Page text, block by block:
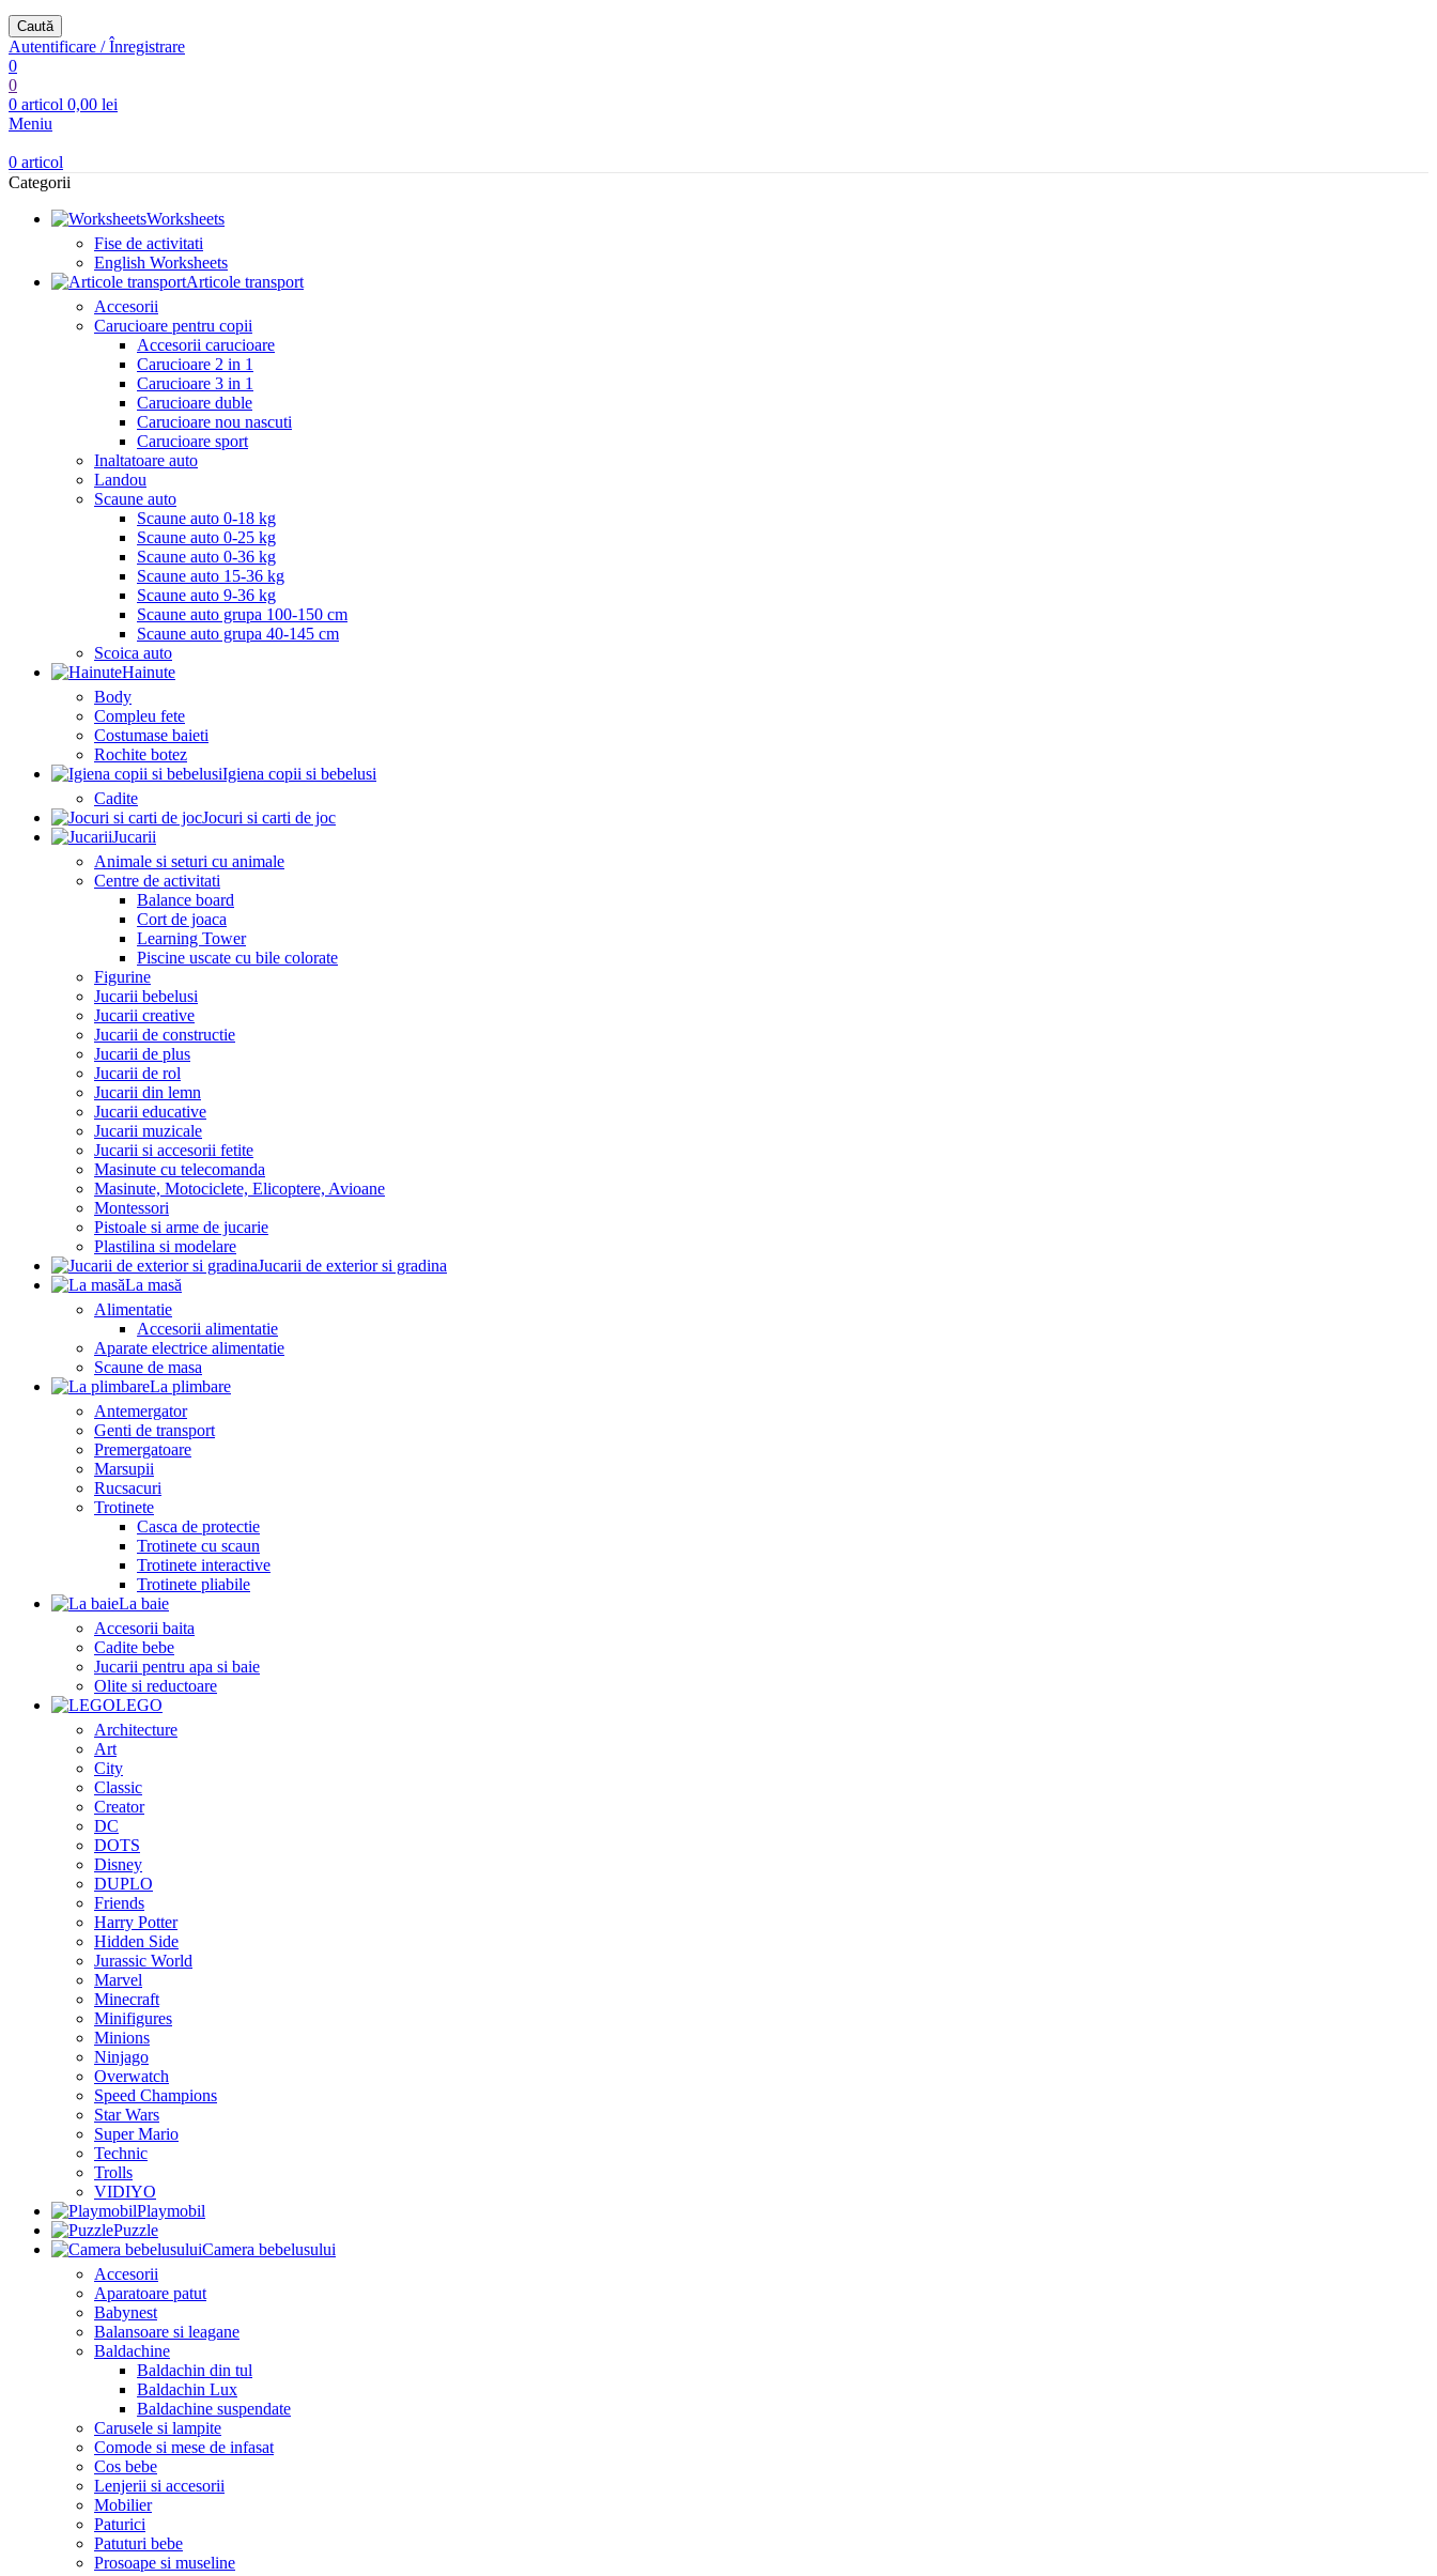
Caută
Autentificare / Înregistrare
0
0
0 articol 0,00 lei
Meniu
0 articol
Categorii
Worksheets
Fise de activitati
English Worksheets
Articole transport
Accesorii
Carucioare pentru copii
Accesorii carucioare
Carucioare 2 in 1
Carucioare 3 in 1
Carucioare duble
Carucioare nou nascuti
Carucioare sport
Inaltatoare auto
Landou
Scaune auto
Scaune auto 0-18 kg
Scaune auto 0-25 kg
Scaune auto 0-36 kg
Scaune auto 15-36 kg
Scaune auto 9-36 kg
Scaune auto grupa 100-150 cm
Scaune auto grupa 40-145 cm
Scoica auto
Hainute
Body
Compleu fete
Costumase baieti
Rochite botez
Igiena copii si bebelusi
Cadite
Jocuri si carti de joc
Jucarii
Animale si seturi cu animale
Centre de activitati
Balance board
Cort de joaca
Learning Tower
Piscine uscate cu bile colorate
Figurine
Jucarii bebelusi
Jucarii creative
Jucarii de constructie
Jucarii de plus
Jucarii de rol
Jucarii din lemn
Jucarii educative
Jucarii muzicale
Jucarii si accesorii fetite
Masinute cu telecomanda
Masinute, Motociclete, Elicoptere, Avioane
Montessori
Pistoale si arme de jucarie
Plastilina si modelare
Jucarii de exterior si gradina
La masă
Alimentatie
Accesorii alimentatie
Aparate electrice alimentatie
Scaune de masa
La plimbare
Antemergator
Genti de transport
Premergatoare
Marsupii
Rucsacuri
Trotinete
Casca de protectie
Trotinete cu scaun
Trotinete interactive
Trotinete pliabile
La baie
Accesorii baita
Cadite bebe
Jucarii pentru apa si baie
Olite si reductoare
LEGO
Architecture
Art
City
Classic
Creator
DC
DOTS
Disney
DUPLO
Friends
Harry Potter
Hidden Side
Jurassic World
Marvel
Minecraft
Minifigures
Minions
Ninjago
Overwatch
Speed Champions
Star Wars
Super Mario
Technic
Trolls
VIDIYO
Playmobil
Puzzle
Camera bebelusului
Accesorii
Aparatoare patut
Babynest
Balansoare si leagane
Baldachine
Baldachin din tul
Baldachin Lux
Baldachine suspendate
Carusele si lampite
Comode si mese de infasat
Cos bebe
Lenjerii si accesorii
Mobilier
Paturici
Patuturi bebe
Prosoape si museline